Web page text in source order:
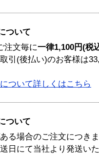
ついて
注文毎に一律1,100円(税
引(後払い)のお客様は
ついて詳しくはこちら
ついて
る場合のご注文につき
日にて当社より発送い